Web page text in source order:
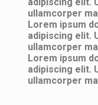
ullamcorper
Lorem ipsum
adipiscing elit.
ullamcorper
Lorem ipsum
adipiscing elit.
ullamcorper